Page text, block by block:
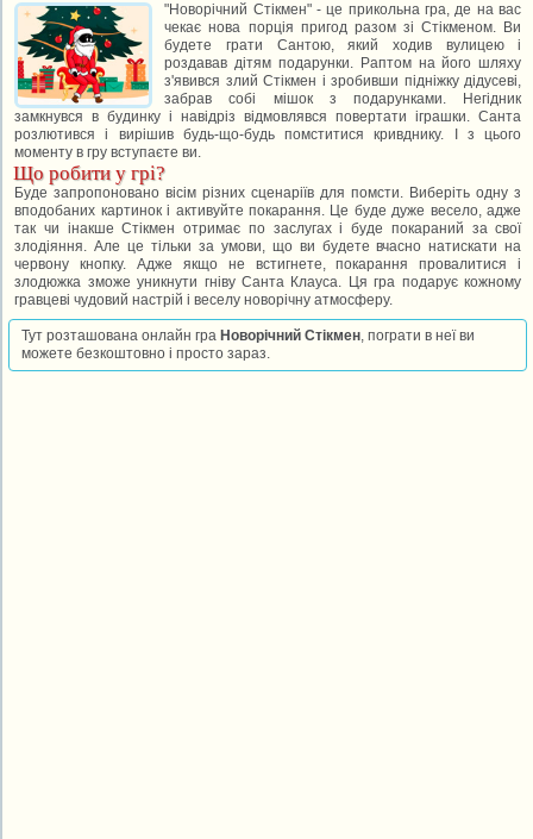
"Новорічний Стікмен" - це прикольна гра, де на вас
чекає нова порція пригод разом зі Стікменом. Ви
будете грати Сантою, який ходив вулицею і
роздавав дітям подарунки. Раптом на його шляху
з'явився злий Стікмен і зробивши підніжку дідусеві,
забрав собі мішок з подарунками. Негідник
замкнувся в будинку і навідріз відмовлявся повертати іграшки. Санта
розлютився і вирішив будь-що-будь помститися кривднику. І з цього
моменту в гру вступаєте ви.
Що робити у грі?
Буде запропоновано вісім різних сценаріїв для помсти. Виберіть одну з
вподобаних картинок і активуйте покарання. Це буде дуже весело, адже
так чи інакше Стікмен отримає по заслугах і буде покараний за свої
злодіяння. Але це тільки за умови, що ви будете вчасно натискати на
червону кнопку. Адже якщо не встигнете, покарання провалитися і
злодюжка зможе уникнути гніву Санта Клауса. Ця гра подарує кожному
гравцеві чудовий настрій і веселу новорічну атмосферу.
Тут розташована онлайн гра Новорічний Стікмен, пограти в неї ви
можете безкоштовно і просто зараз.